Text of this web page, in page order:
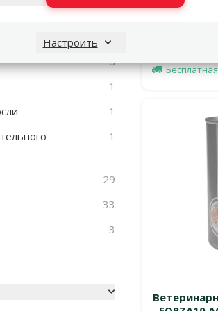
Настроить
1
8
1
1
1
29
33
3
-21 %